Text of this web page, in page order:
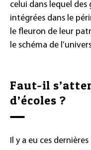
celui dans lequel des
intégrées dans le
le fleuron de leur
le schéma de
Faut-il
d’écoles ?
Il y a eu ces